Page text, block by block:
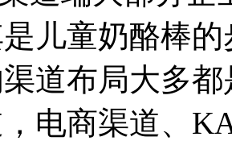
儿童奶酪棒
道布局大多
电商渠道、